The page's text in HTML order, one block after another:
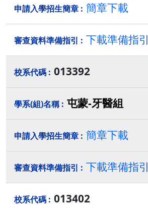
簡章下載
下載準備指引
013392
屯蒙-牙醫組
簡章下載
下載準備指引
013402